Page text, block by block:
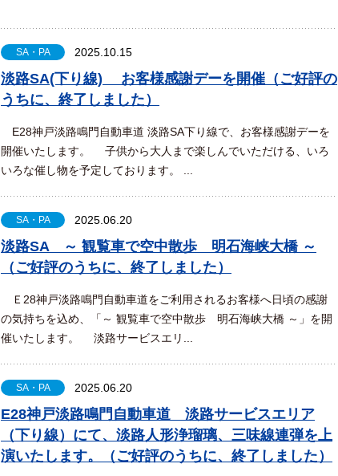
SA・PA 2025.10.15
淡路SA(下り線) お客様感謝デーを開催（ご好評の
うちに、終了しました）
E28神戸淡路鳴門自動車道 淡路SA下り線で、お客様感謝デーを
開催いたします。 子供から大人まで楽しんでいただける、いろ
いろな催し物を予定しております。 ...
SA・PA 2025.06.20
淡路SA ～ 観覧車で空中散歩 明石海峡大橋 ～
（ご好評のうちに、終了しました）
Ｅ28神戸淡路鳴門自動車道をご利用されるお客様へ日頃の感謝
の気持ちを込め、「～ 観覧車で空中散歩 明石海峡大橋 ～」を開
催いたします。 淡路サービスエリ...
SA・PA 2025.06.20
E28神戸淡路鳴門自動車道 淡路サービスエリア
（下り線）にて、淡路人形浄瑠璃、三味線連弾を上
演いたします。（ご好評のうちに、終了しました）